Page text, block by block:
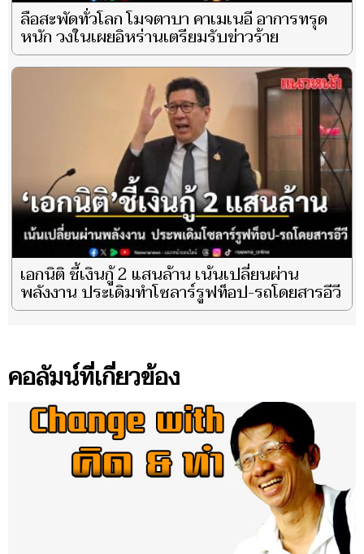
ลือสะพัดทั่วโลก โมจตาบา คาเมเนอี อาการทรุด
หนัก วงในเผยอิหร่านเตรียมรับข่าวร้าย
เอกนิติ ชี้เงินกู้ 2 แสนล้าน เน้นเปลี่ยนผ่าน
พลังงาน ประเดิมทำโซลาร์รูฟท็อป-รถโดยสารอีวี
คอลัมน์ที่เกี่ยวข้อง